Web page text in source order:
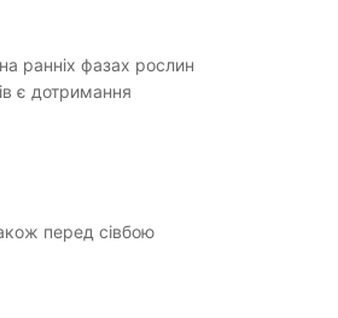
ранніх фазах рослин
є дотримання
перед сівбою